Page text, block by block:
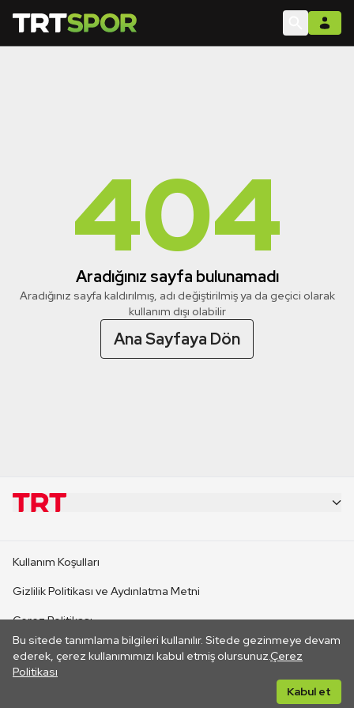
404
Aradığınız sayfa bulunamadı
Aradığınız sayfa kaldırılmış, adı değiştirilmiş ya da geçici olarak
kullanım dışı olabilir
Ana Sayfaya Dön
Bu sitede tanımlama bilgileri kullanılır. Sitede gezinmeye devam
ederek, çerez kullanımımızı kabul etmiş olursunuz.Çerez
Politikası
Kabul et
CANLI YAYINLAR
Kullanım Koşulları
Gizlilik Politikası ve Aydınlatma Metni
Çerez Politikası
İletişim
Her hakkı saklıdır. ©2026 TRT. Bağlantı yoluyla gidilen dış